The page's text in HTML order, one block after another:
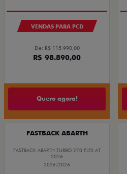
VENDAS PARA PCD
De: R$ 115.990,00
R$ 98.890,00
Quero agora!
FASTBACK ABARTH
FASTBACK ABARTH TURBO 270 FLEX AT
2026
2026/2026